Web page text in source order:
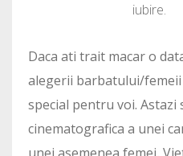
iubire.
Daca ati trait macar o
alegerii barbatului/femeii
special pentru voi. Astazi
cinematografica a unei